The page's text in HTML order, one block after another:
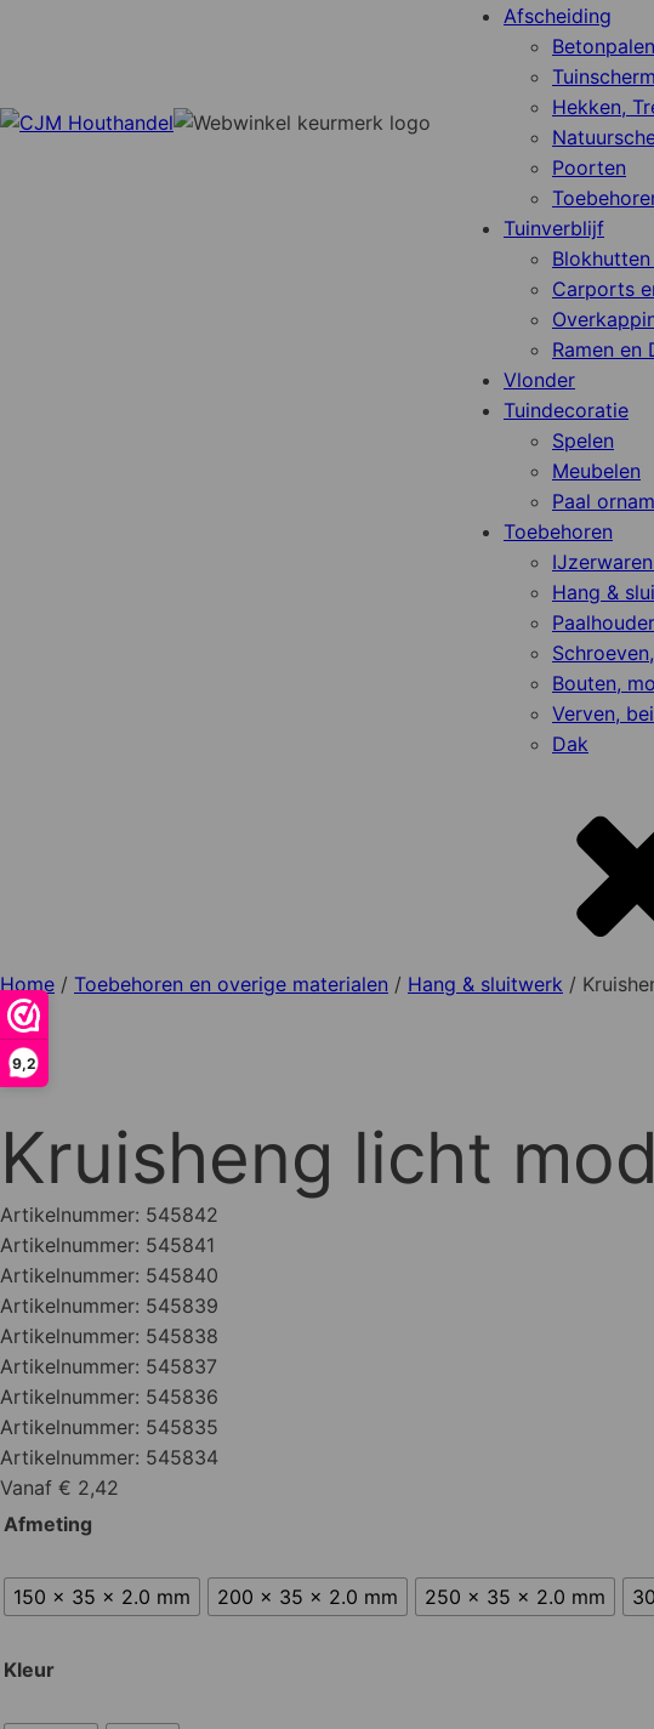
9,2
Afscheiding
Hekken,
Poorten
Tuinverblijf
Carports
Ramen en
Vlonder
Tuindecoratie
Spelen
Meubelen
Paal
Toebehoren
Hang &
Bouten,
Verven,
Dak
Home / Toebehoren en overige materialen / Hang & sluitwerk /
Kruisheng licht
Artikelnummer: 545842
Artikelnummer: 545841
Artikelnummer: 545840
Artikelnummer: 545839
Artikelnummer: 545838
Artikelnummer: 545837
Artikelnummer: 545836
Artikelnummer: 545835
Artikelnummer: 545834
Vanaf € 2,42
Afmeting
150 x 35 x 2.0 mm 200 x 35 x 2.0 mm 250 x 35 x 2.0 mm
Kleur